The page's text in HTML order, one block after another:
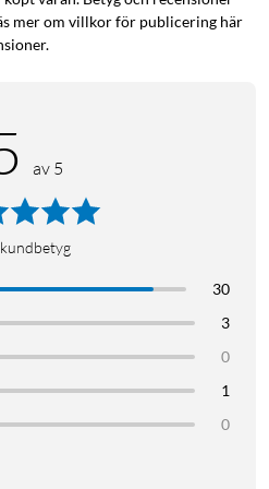
mer om villkor för publicering här
av 5
kundbetyg
30
3
0
1
0